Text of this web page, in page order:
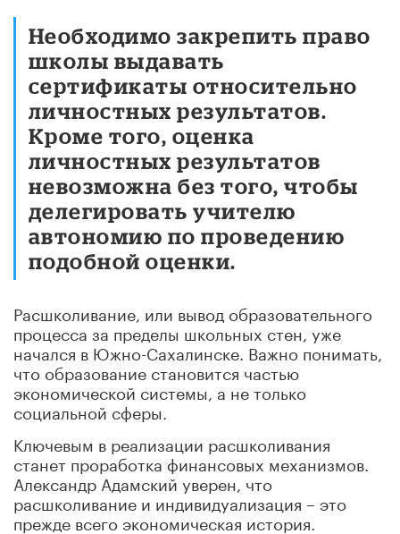
Необходимо закрепить право
школы выдавать
сертификаты относительно
личностных результатов.
Кроме того, оценка
личностных результатов
невозможна без того, чтобы
делегировать учителю
автономию по проведению
подобной оценки.
Расшколивание, или вывод образовательного
процесса за пределы школьных стен, уже
начался в Южно-Сахалинске. Важно понимать,
что образование становится частью
экономической системы, а не только
социальной сферы.
Ключевым в реализации расшколивания
станет проработка финансовых механизмов.
Александр Адамский уверен, что
расшколивание и индивидуализация – это
прежде всего экономическая история.